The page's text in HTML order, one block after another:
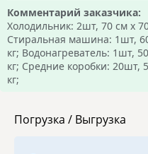
Комментарий заказчика:
Холодильник: 2шт, 70 см х
Стиральная машина: 1шт,
кг; Водонагреватель: 1шт,
кг; Средние коробки: 20шт,
кг;
Погрузка / Выгрузка